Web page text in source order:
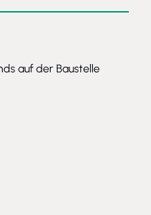
auf der Baustelle